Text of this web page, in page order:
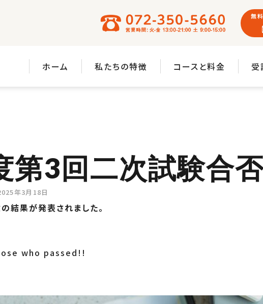
無
ホーム 私たちの特徴 コースと料金 受
第3回二次試験合
年3月18日
果が発表されました。
who passed!!